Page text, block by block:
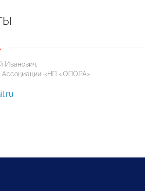
Иванович,
Ассоциации «НП «ОПОРА»